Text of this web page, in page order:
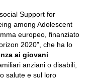
Support for
among Adolescent
europeo, finanziato
2020”, che ha lo
ai giovani
anziani o disabili,
salute e sul loro